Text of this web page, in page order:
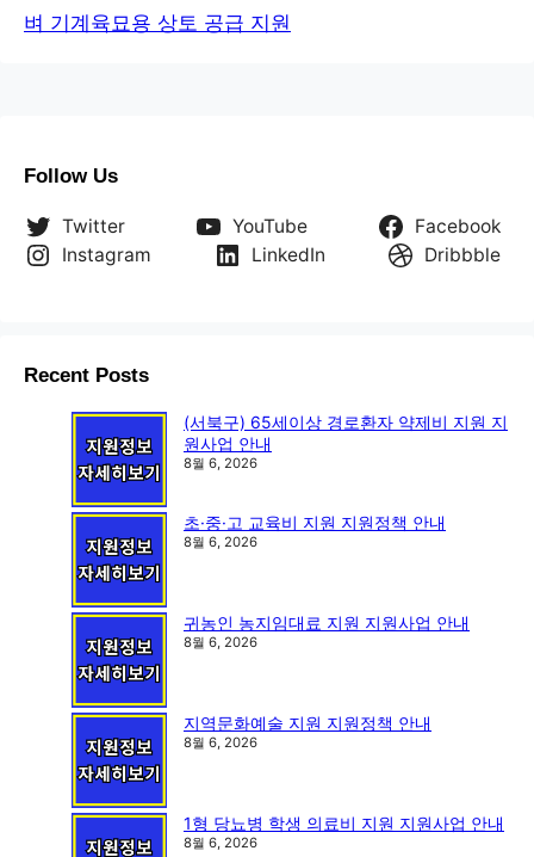
벼 기계육묘용 상토 공급 지원
Follow Us
Twitter YouTube
Facebook
Instagram
LinkedIn Dribbble
Recent Posts
(서북구) 65세이상 경로환자 약제비 지원 지
원사업 안내
8월 6, 2026
초·중·고 교육비 지원 지원정책 안내
8월 6, 2026
귀농인 농지임대료 지원 지원사업 안내
8월 6, 2026
지역문화예술 지원 지원정책 안내
8월 6, 2026
1형 당뇨병 학생 의료비 지원 지원사업 안내
8월 6, 2026